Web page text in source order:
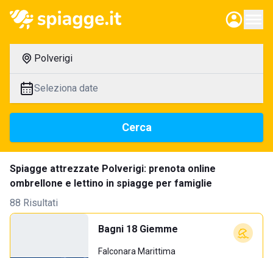
Polverigi
Seleziona date
Cerca
Spiagge attrezzate Polverigi: prenota online
ombrellone e lettino in spiagge per famiglie
88 Risultati
Bagni 18 Giemme
Falconara Marittima